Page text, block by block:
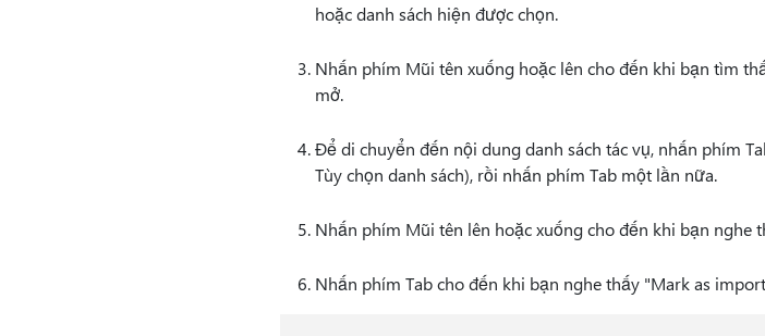
hoặc danh sách hiện được chọn.
Nhấn phím Mũi tên xuống hoặc lên cho đến khi bạn tìm
mở.
Để di chuyển đến nội dung danh sách tác vụ, nhấn phím
Tùy chọn danh sách), rồi nhấn phím Tab một lần nữa.
Nhấn phím Mũi tên lên hoặc xuống cho đến khi bạn nghe
Nhấn phím Tab cho đến khi bạn nghe thấy "Mark as